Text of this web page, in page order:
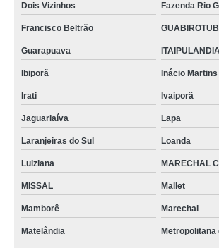
Dois Vizinhos Fazenda Rio
Francisco Beltrão
Guarapuava
Ibiporã Inácio Martins
Irati Ivaiporã
Jaguariaíva Lapa
Laranjeiras do Sul Loanda
Luiziana MARECHAL
MISSAL Mallet
Mamborê Marechal
Matelândia Metropolitana